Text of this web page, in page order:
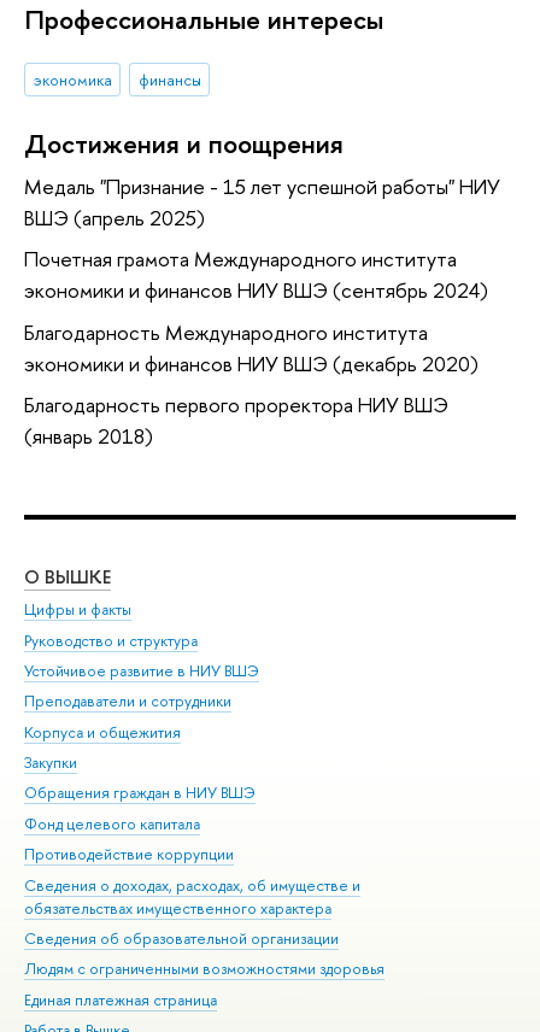
Профессиональные интересы
экономика финансы
Достижения и поощрения
Медаль "Признание - 15 лет успешной работы" НИУ
ВШЭ (апрель 2025)
Почетная грамота Международного института
экономики и финансов НИУ ВШЭ (сентябрь 2024)
Благодарность Международного института
экономики и финансов НИУ ВШЭ (декабрь 2020)
Благодарность первого проректора НИУ ВШЭ
(январь 2018)
О ВЫШКЕ
Цифры и факты
Руководство и структура
Устойчивое развитие в НИУ ВШЭ
Преподаватели и сотрудники
Корпуса и общежития
Закупки
Обращения граждан в НИУ ВШЭ
Фонд целевого капитала
Противодействие коррупции
Сведения о доходах, расходах, об имуществе и
обязательствах имущественного характера
Сведения об образовательной организации
Людям с ограниченными возможностями здоровья
Единая платежная страница